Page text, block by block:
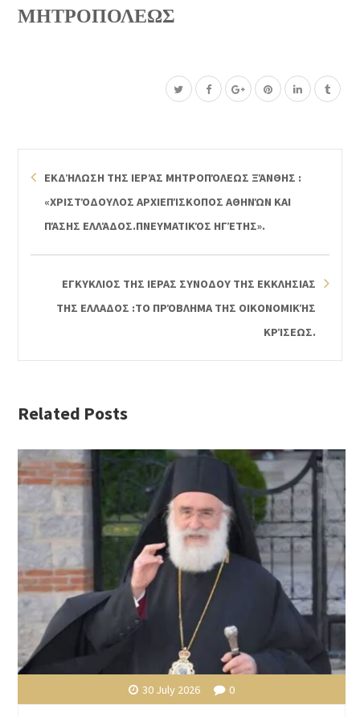
ΜΗΤΡΟΠΟΛΕΩΣ
ΕΚΔΉΛΩΣΗ ΤΗΣ ΙΕΡΆΣ ΜΗΤΡΟΠΌΛΕΩΣ ΞΆΝΘΗΣ :
«ΧΡΙΣΤΌΔΟΥΛΟΣ ΑΡΧΙΕΠΊΣΚΟΠΟΣ ΑΘΗΝΏΝ ΚΑΙ
ΠΆΣΗΣ ΕΛΛΆΔΟΣ.ΠΝΕΥΜΑΤΙΚΌΣ ΗΓΈΤΗΣ».
ΕΓΚΥΚΛΙΟΣ ΤΗΣ ΙΕΡΑΣ ΣΥΝΟΔΟΥ ΤΗΣ ΕΚΚΛΗΣΙΑΣ
ΤΗΣ ΕΛΛΑΔΟΣ :ΤΟ ΠΡΌΒΛΗΜΑ ΤΗΣ ΟΙΚΟΝΟΜΙΚΉΣ
ΚΡΊΣΕΩΣ.
Related Posts
30 July 2026 0